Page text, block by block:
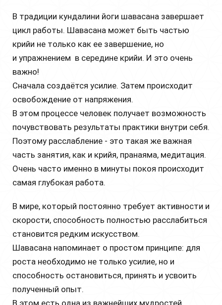
В традиции кундалини йоги шавасана завершает
цикл работы. Шавасана может быть частью
крийи не только как ее завершение, но
и упражнением в середине крийи. И это очень
важно!
Сначала создаётся усилие. Затем происходит
освобождение от напряжения.
В этом процессе человек получает возможность
почувствовать результаты практики внутри себя.
Поэтому расслабление - это такая же важная
часть занятия, как и крийя, пранаяма, медитация.
Очень часто именно в минуты покоя происходит
самая глубокая работа.
В мире, который постоянно требует активности и
скорости, способность полностью расслабиться
становится редким искусством.
Шавасана напоминает о простом принципе: для
роста необходимо не только усилие, но и
способность остановиться, принять и усвоить
полученный опыт.
В этом есть одна из важнейших мудростей